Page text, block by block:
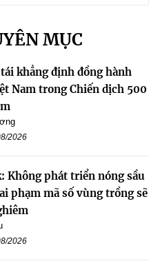
MỤC
khẳng định đồng hành
Nam trong Chiến dịch 500
2026
Không phát triển nóng sầu
phạm mã số vùng trồng sẽ
2026